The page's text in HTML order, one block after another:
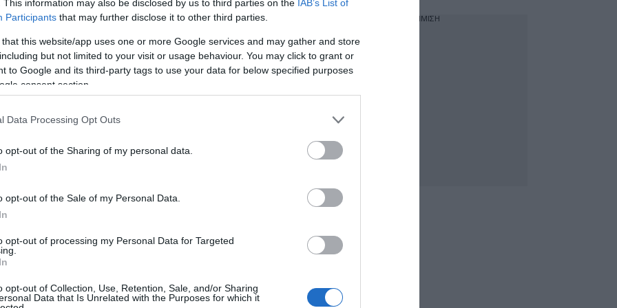
This information may also be disclosed by us to third parties on the IAB’s List of
Participants that may further disclose it to other third parties.
that this website/app uses one or more Google services and may gather and store
but not limited to your visit or usage behaviour. You may click to grant or
to Google and its third-party tags to use your data for below specified purposes
consent section.
Data Processing Opt Outs
opt-out of the Sharing of my personal data.
opt-out of the Sale of my Personal Data.
opt-out of processing my Personal Data for Targeted
opt-out of Collection, Use, Retention, Sale, and/or Sharing
Data that Is Unrelated with the Purposes for which it
& Light: Σπάνια βραδινή εμφάνιση
το ζευγάρι (pics)
τους δικούς μου ανθρώπους», έγραψε η
που στον προσωπικό της
Θεοδωρίδη στο Instagram:
ΔΙΑΦΗΜΙΣΗ